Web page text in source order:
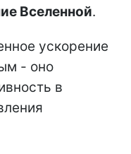
Вселенной.
ускорение
- оно
в